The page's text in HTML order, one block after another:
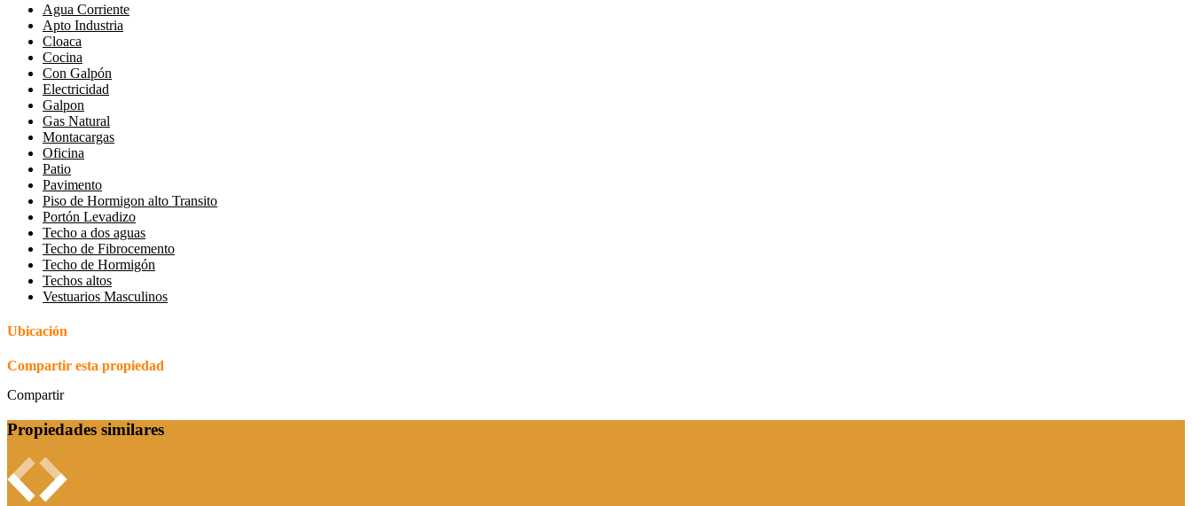
Agua Corriente
Apto Industria
Cloaca
Cocina
Con Galpón
Electricidad
Galpon
Gas Natural
Montacargas
Oficina
Patio
Pavimento
Piso de Hormigon alto Transito
Portón Levadizo
Techo a dos aguas
Techo de Fibrocemento
Techo de Hormigón
Techos altos
Vestuarios Masculinos
Ubicación
Compartir esta propiedad
Compartir
Propiedades similares